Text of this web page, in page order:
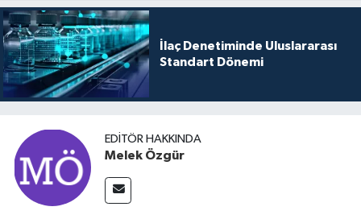
İlaç Denetiminde Uluslararası
Standart Dönemi
EDITÖR HAKKINDA
Melek Özgür